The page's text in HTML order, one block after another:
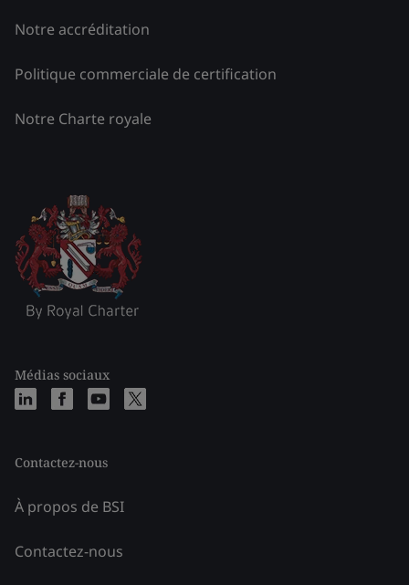
Notre accréditation
Politique commerciale de certification
Notre Charte royale
Médias sociaux
Contactez-nous
À propos de BSI
Contactez-nous